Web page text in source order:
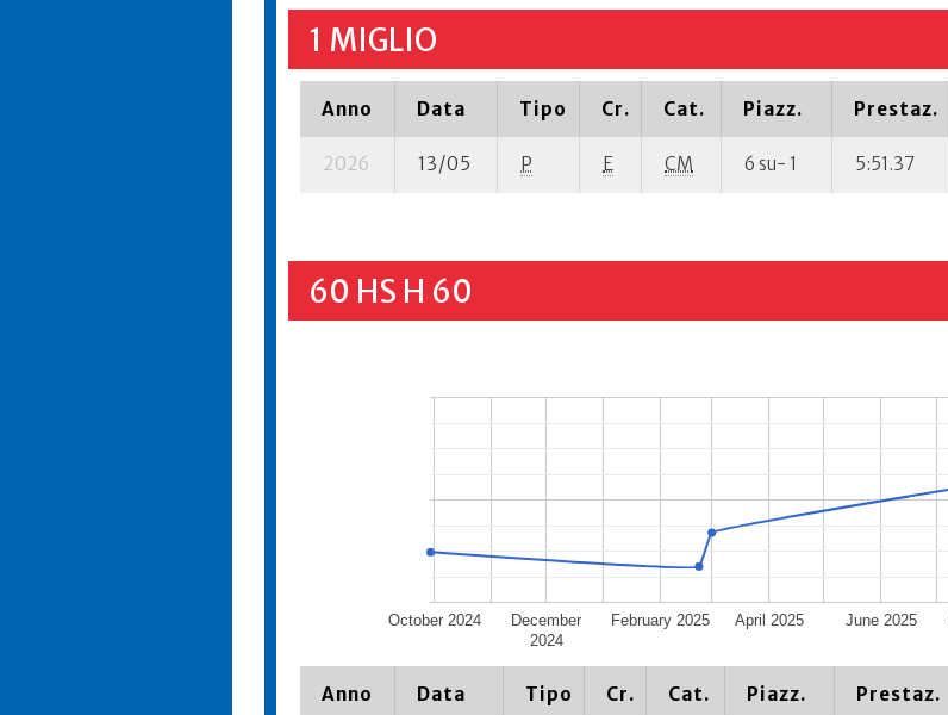
1 MIGLIO
Anno Data Tipo Cr. Cat. Piazz. Prestaz.
2026 13/05 P E CM 6 su- 1 5:51.37
60 HS H 60
October 2024
December
2024
February 2025 April 2025 June 2025
Anno Data Tipo Cr. Cat. Piazz. Prestaz.